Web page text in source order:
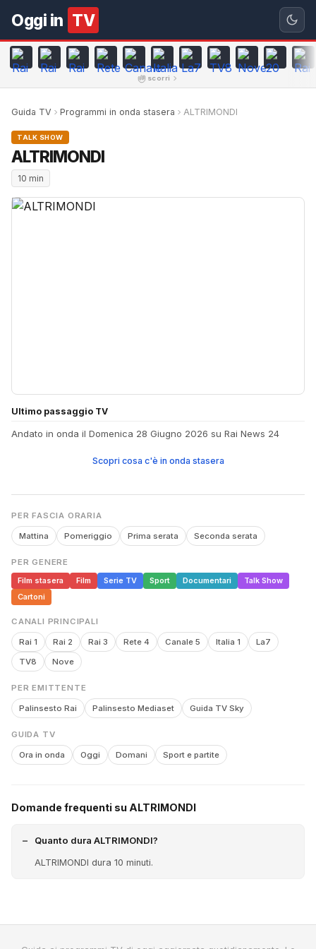
Oggi in TV
scorri
Guida TV Programmi in onda stasera ALTRIMONDI
TALK SHOW
ALTRIMONDI
10 min
Ultimo passaggio TV
Andato in onda il Domenica 28 Giugno 2026 su Rai News 24
Scopri cosa c'è in onda stasera
PER FASCIA ORARIA
Mattina Pomeriggio Prima serata Seconda serata
PER GENERE
Film stasera
Film Serie TV Sport Documentari
Talk Show
Cartoni
CANALI PRINCIPALI
Rai 1 Rai 2 Rai 3 Rete 4 Canale 5 Italia 1
La7
TV8
Nove
PER EMITTENTE
Palinsesto Rai Palinsesto Mediaset Guida TV Sky
GUIDA TV
Ora in onda Oggi Domani Sport e partite
Domande frequenti su ALTRIMONDI
Quanto dura ALTRIMONDI?
ALTRIMONDI dura 10 minuti.